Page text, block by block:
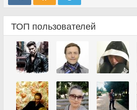
ТОП пользователей